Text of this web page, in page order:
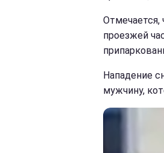
Отмечается,
проезжей
Нападение
мужчину,